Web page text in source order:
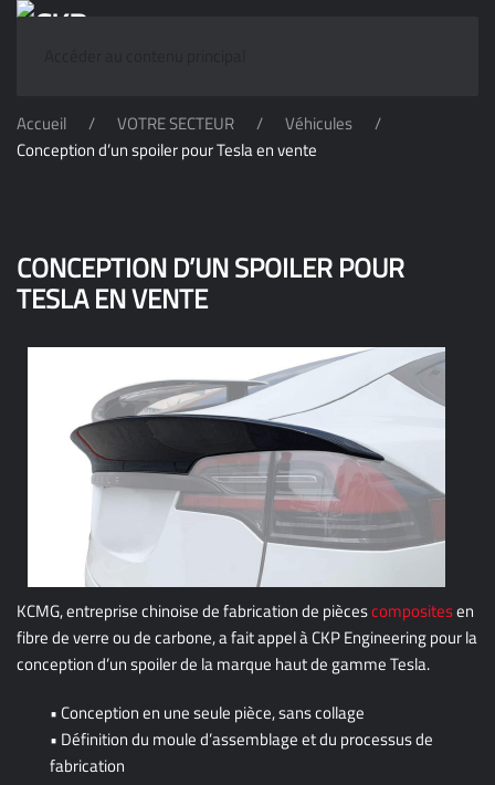
Accueil VOTRE SECTEUR
Véhicules
Conception d’un spoiler pour Tesla en vente
CONCEPTION D’UN SPOILER POUR
TESLA EN VENTE
KCMG, entreprise chinoise de fabrication de piècescompositesen
fibre de verre ou de carbone, a fait appel à CKP Engineering pour la
conception d’un spoiler de la marque haut de gamme Tesla.
• Conception en une seule pièce, sans collage
• Définition du moule d’assemblage et du processus de
fabrication